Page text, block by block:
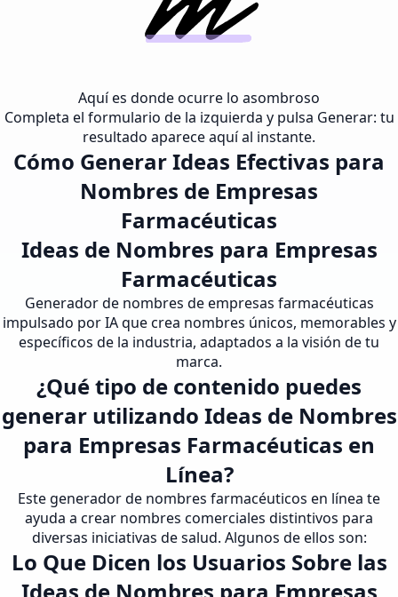
Aquí es donde ocurre lo asombroso
Completa el formulario de la izquierda y pulsa Generar: tu
resultado aparece aquí al instante.
Cómo Generar Ideas Efectivas para
Nombres de Empresas
Farmacéuticas
Ideas de Nombres para Empresas
Farmacéuticas
Generador de nombres de empresas farmacéuticas
impulsado por IA que crea nombres únicos, memorables y
específicos de la industria, adaptados a la visión de tu
marca.
¿Qué tipo de contenido puedes
generar utilizando Ideas de Nombres
para Empresas Farmacéuticas en
Línea?
Este generador de nombres farmacéuticos en línea te
ayuda a crear nombres comerciales distintivos para
diversas iniciativas de salud. Algunos de ellos son:
Lo Que Dicen los Usuarios Sobre las